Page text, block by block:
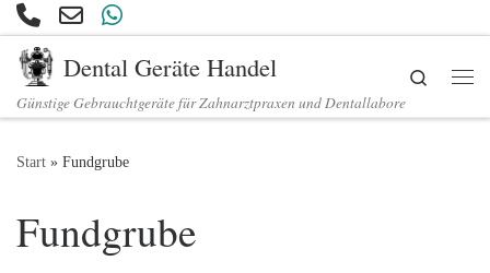
Zum Inhalt springen
Dental Geräte Handel
Günstige Gebrauchtgeräte für Zahnarztpraxen und Dentallabore
Search
Start » Fundgrube
Fundgrube